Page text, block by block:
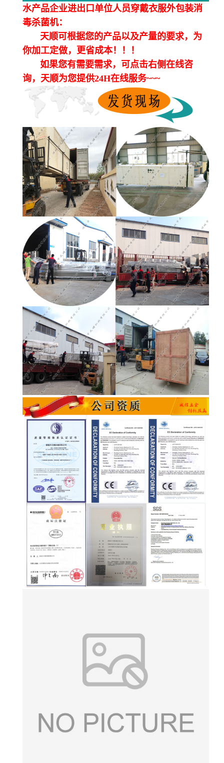
水产品企业进出口单位人员穿戴衣服外包装消
毒杀菌机：
天顺可根据您的产品以及产量的要求，为
你加工定做，更省成本！！！
如果您有需要需求，可点击右侧在线咨
询，天顺为您提供24H在线服务~~~